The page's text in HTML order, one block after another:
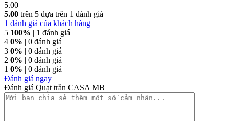
5.00
5.00 trên 5 dựa trên 1 đánh giá
1 đánh giá của khách hàng
5 100% | 1 đánh giá
4 0% | 0 đánh giá
3 0% | 0 đánh giá
2 0% | 0 đánh giá
1 0% | 0 đánh giá
Đánh giá ngay
Đánh giá Quạt trần CASA MB